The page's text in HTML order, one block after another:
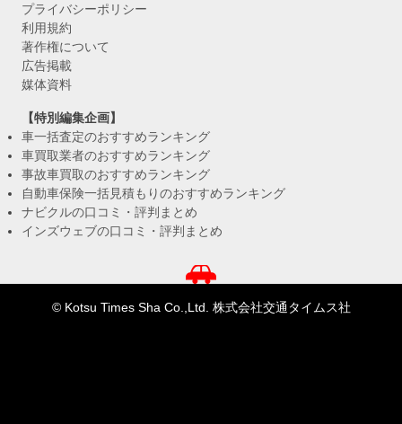
プライバシーポリシー
利用規約
著作権について
広告掲載
媒体資料
【特別編集企画】
車一括査定のおすすめランキング
車買取業者のおすすめランキング
事故車買取のおすすめランキング
自動車保険一括見積もりのおすすめランキング
ナビクルの口コミ・評判まとめ
インズウェブの口コミ・評判まとめ
© Kotsu Times Sha Co.,Ltd. 株式会社交通タイムス社